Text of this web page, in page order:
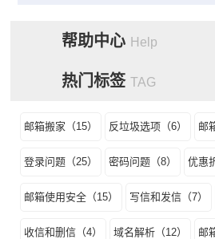
帮助中心 Help
热门标签 TAG
邮箱搬家（15） 反垃圾选项（6） 邮
登录问题（25） 密码问题（8） 优惠
邮箱使用安全（15） 写信和发信（7）
收信和删信（4） 域名解析（12） 邮